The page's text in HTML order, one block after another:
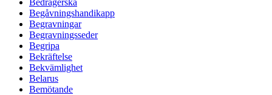
Begåvningshandikapp
Begravningar
Begravningsseder
Begripa
Bekräftelse
Bekvämlighet
Belarus
Bemötande